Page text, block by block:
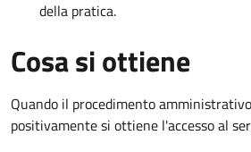
della pratica.
Cosa si ottiene
Quando il procedimento
positivamente si ottiene l'accesso al